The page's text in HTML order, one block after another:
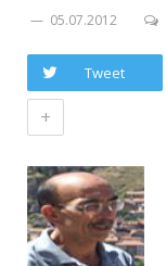
05.07.2012
Tweet
+